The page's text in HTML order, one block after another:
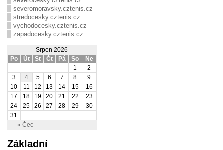
severomoravsky.cztenis.cz
stredocesky.cztenis.cz
vychodocesky.cztenis.cz
zapadocesky.cztenis.cz
Srpen 2026
Po
Út St Čt Pá So Ne
« Čec
1
2
3
4 5 6 7 8
9
10
11 12 13 14 15
16
17
18 19 20 21 22
23
24
25 26 27 28 29
30
31
Základní